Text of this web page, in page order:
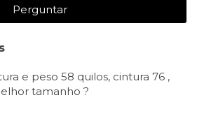
Perguntar
e peso 58 quilos, cintura 76 ,
tamanho ?